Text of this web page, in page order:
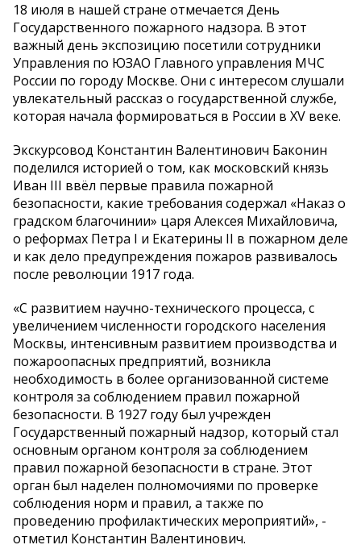
18 июля в нашей стране отмечается День
Государственного пожарного надзора. В этот
важный день экспозицию посетили сотрудники
Управления по ЮЗАО Главного управления МЧС
России по городу Москве. Они с интересом слушали
увлекательный рассказ о государственной службе,
которая начала формироваться в России в XV веке.
Экскурсовод Константин Валентинович Баконин
поделился историей о том, как московский князь
Иван III ввёл первые правила пожарной
безопасности, какие требования содержал «Наказ о
градском благочинии» царя Алексея Михайловича,
о реформах Петра I и Екатерины II в пожарном деле
и как дело предупреждения пожаров развивалось
после революции 1917 года.
«С развитием научно-технического процесса, с
увеличением численности городского населения
Москвы, интенсивным развитием производства и
пожароопасных предприятий, возникла
необходимость в более организованной системе
контроля за соблюдением правил пожарной
безопасности. В 1927 году был учрежден
Государственный пожарный надзор, который стал
основным органом контроля за соблюдением
правил пожарной безопасности в стране. Этот
орган был наделен полномочиями по проверке
соблюдения норм и правил, а также по
проведению профилактических мероприятий», -
отметил Константин Валентинович.